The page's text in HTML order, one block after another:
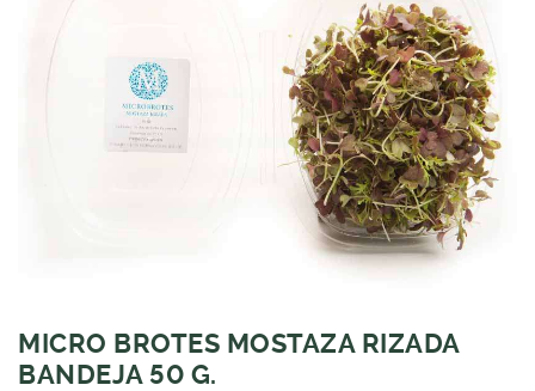
MICRO BROTES MOSTAZA RIZADA
BANDEJA 50 G.